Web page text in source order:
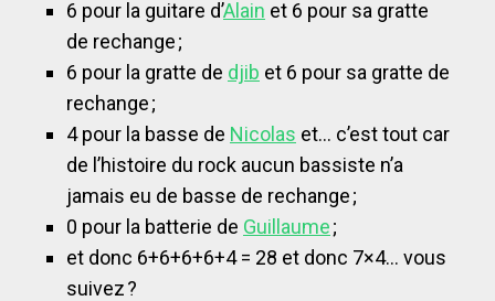
6 pour la guitare d’Alain et 6 pour sa gratte
de rechange ;
6 pour la gratte de djib et 6 pour sa gratte de
rechange ;
4 pour la basse de Nicolas et… c’est tout car
de l’histoire du rock aucun bassiste n’a
jamais eu de basse de rechange ;
0 pour la batterie de Guillaume;
et donc 6+6+6+6+4 = 28 et donc 7×4… vous
suivez ?